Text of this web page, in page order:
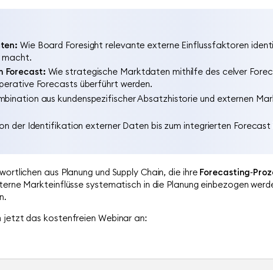
Wie Board Foresight relevante externe Einflussfaktoren
macht.
Forecast: Wie strategische Marktdaten mithilfe des celver
Forecasts überführt werden.
aus kundenspezifischer Absatzhistorie und externen
der Identifikation externer Daten bis zum integrierten Forecast
aus Planung und Supply Chain, die ihre Forecasting‑
Markteinflüsse systematisch in die Planung einbezogen
jetzt das kostenfreien Webinar an: